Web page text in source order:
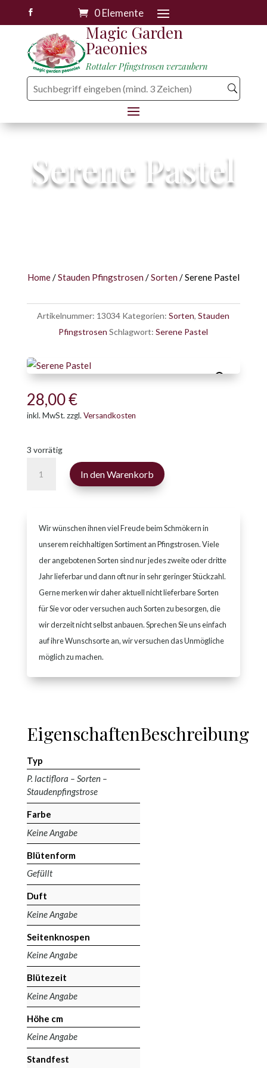
 0 Elemente
Magic Garden
Paeonies
Rottaler Pfingstrosen verzaubern
Serene Pastel
Home/Stauden Pfingstrosen /Sorten / Serene Pastel
Artikelnummer: 13034 Kategorien:Sorten,Stauden
Pfingstrosen Schlagwort:Serene Pastel
28,00€
inkl. MwSt. zzgl. Versandkosten
3 vorrätig
Pastel
In den Warenkorb
Wir wünschen ihnen viel Freude beim Schmökern in
unserem reichhaltigen Sortiment an Pfingstrosen. Viele
der angebotenen Sorten sind nur jedes zweite oder dritte
Jahr lieferbar und dann oft nur in sehr geringer Stückzahl.
Gerne merken wir daher aktuell nicht lieferbare Sorten
für Sie vor oder versuchen auch Sorten zu besorgen, die
wir derzeit nicht selbst anbauen. Sprechen Sie uns einfach
auf ihre Wunschsorte an, wir versuchen das Unmögliche
möglich zu machen.
Eigenschaften
Typ
P. lactiflora – Sorten –
Staudenpfingstrose
Farbe
Keine Angabe
Blütenform
Gefüllt
Duft
Keine Angabe
Seitenknospen
Keine Angabe
Blütezeit
Keine Angabe
Höhe cm
Keine Angabe
Standfest
Beschreibung